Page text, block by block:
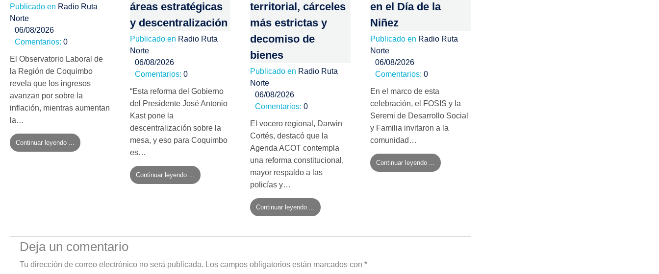
Publicado en Radio Ruta
Norte
06/08/2026
Comentarios: 0
El Observatorio Laboral de
la Región de Coquimbo
revela que los ingresos
avanzan por sobre la
inflación, mientras aumentan
la…
Continuar leyendo ...
áreas estratégicas
y descentralización
Publicado en Radio Ruta
Norte
06/08/2026
Comentarios: 0
“Esta reforma del Gobierno
del Presidente José Antonio
Kast pone la
descentralización sobre la
mesa, y eso para Coquimbo
es…
Continuar leyendo ...
territorial, cárceles
más estrictas y
decomiso de
bienes
Publicado en Radio Ruta
Norte
06/08/2026
Comentarios: 0
El vocero regional, Darwin
Cortés, destacó que la
Agenda ACOT contempla
una reforma constitucional,
mayor respaldo a las
policías y…
Continuar leyendo ...
en el Día de la
Niñez
Publicado en Radio Ruta
Norte
06/08/2026
Comentarios: 0
En el marco de esta
celebración, el FOSIS y la
Seremi de Desarrollo Social
y Familia invitaron a la
comunidad…
Continuar leyendo ...
Deja un comentario
Tu dirección de correo electrónico no será publicada. Los campos obligatorios están marcados con *